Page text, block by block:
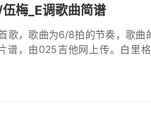
梅_E调歌曲简谱
歌，歌曲为6/8拍的节奏，歌曲
谱，由025吉他网上传。白里